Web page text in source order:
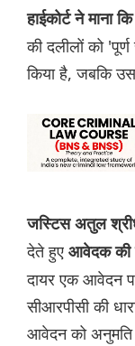
हाईकोर्ट ने माना कि
की दलीलों को
किया है, जबकि
जस्टिस अतुल
देते हुए आवेदक की
दायर एक आवेदन
सीआरपीसी की
आवेदन को अनुमति